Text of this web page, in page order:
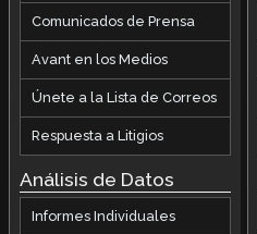
Comunicados de Prensa
Avant en los Medios
Únete a la Lista de Correos
Respuesta a Litigios
Análisis de Datos
Informes Individuales